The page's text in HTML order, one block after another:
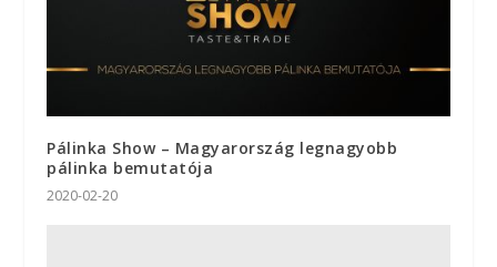
Pálinka Show – Magyarország legnagyobb
pálinka bemutatója
2020-02-20